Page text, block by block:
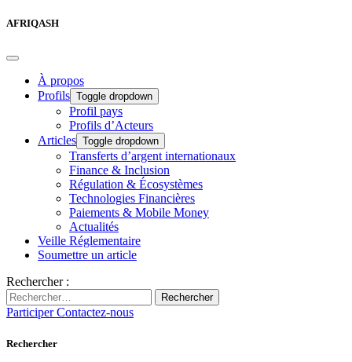
AFRIQASH
À propos
Profils Toggle dropdown
Profil pays
Profils d’Acteurs
Articles Toggle dropdown
Transferts d’argent internationaux
Finance & Inclusion
Régulation & Écosystèmes
Technologies Financières
Paiements & Mobile Money
Actualités
Veille Réglementaire
Soumettre un article
Rechercher :
Rechercher
ParticiperContactez-nous
Rechercher